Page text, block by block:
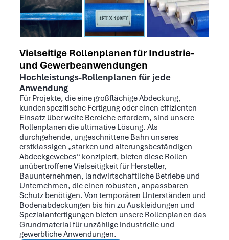
Vielseitige Rollenplanen für Industrie-
und Gewerbeanwendungen
Hochleistungs-Rollenplanen für jede
Anwendung
Für Projekte, die eine großflächige Abdeckung,
kundenspezifische Fertigung oder einen effizienten
Einsatz über weite Bereiche erfordern, sind unsere
Rollenplanen die ultimative Lösung. Als
durchgehende, ungeschnittene Bahn unseres
erstklassigen „starken und alterungsbeständigen
Abdeckgewebes“ konzipiert, bieten diese Rollen
unübertroffene Vielseitigkeit für Hersteller,
Bauunternehmen, landwirtschaftliche Betriebe und
Unternehmen, die einen robusten, anpassbaren
Schutz benötigen. Von temporären Unterständen und
Bodenabdeckungen bis hin zu Auskleidungen und
Spezialanfertigungen bieten unsere Rollenplanen das
Grundmaterial für unzählige industrielle und
gewerbliche Anwendungen.